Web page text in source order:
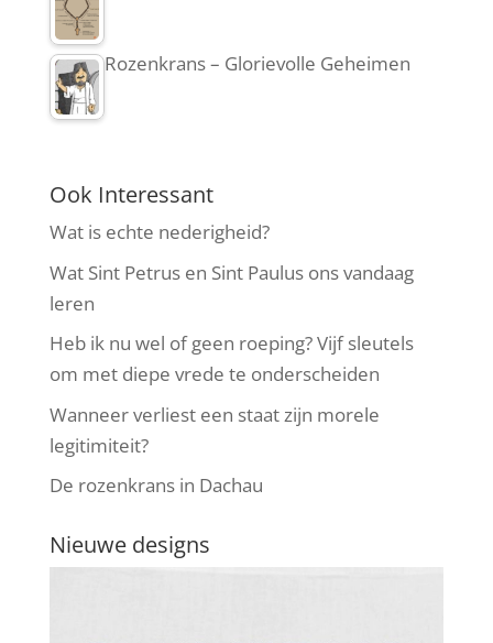
Rozenkrans – Glorievolle Geheimen
Ook Interessant
Wat is echte nederigheid?
Wat Sint Petrus en Sint Paulus ons vandaag
leren
Heb ik nu wel of geen roeping? Vijf sleutels
om met diepe vrede te onderscheiden
Wanneer verliest een staat zijn morele
legitimiteit?
De rozenkrans in Dachau
Nieuwe designs